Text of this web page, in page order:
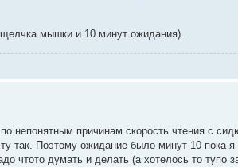
мышки и 10 минут ожидания).
непонятным причинам скорость чтения с
так. Поэтому ожидание было минут 10 пока я
чтото думать и делать (а хотелось то тупо